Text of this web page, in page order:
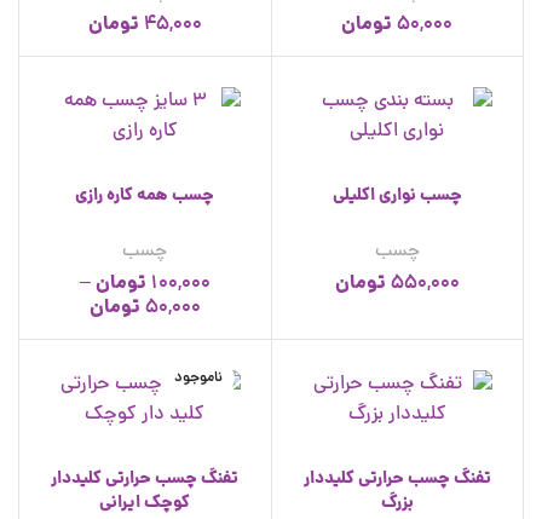
50,000 تومان
45,000 تومان
چسب نواری اکلیلی
چسب
550,000 تومان
چسب همه کاره رازی
چسب
100,000 تومان–
50,000 تومان
تفنگ چسب حرارتی کلیددار
بزرگ
ناموجود
تفنگ چسب حرارتی کلیددار
کوچک ایرانی